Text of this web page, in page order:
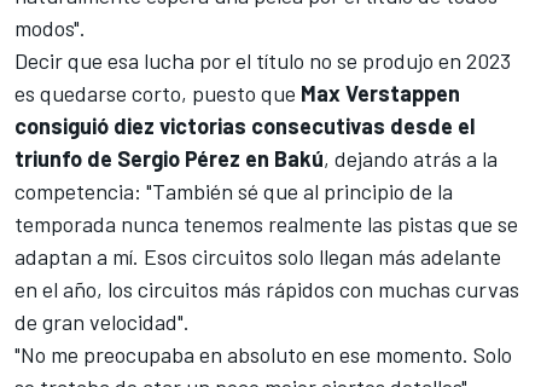
modos".
Decir que esa lucha por el título no se produjo en 2023
es quedarse corto, puesto que Max Verstappen
consiguió diez victorias consecutivas desde el
triunfo de Sergio Pérez en Bakú, dejando atrás a la
competencia: "También sé que al principio de la
temporada nunca tenemos realmente las pistas que se
adaptan a mí. Esos circuitos solo llegan más adelante
en el año, los circuitos más rápidos con muchas curvas
de gran velocidad".
"No me preocupaba en absoluto en ese momento. Solo